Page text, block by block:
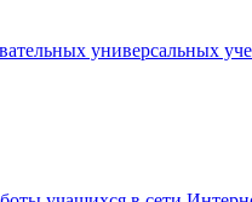
универсальных